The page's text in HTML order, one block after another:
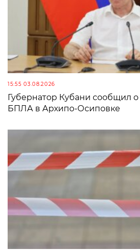
15:55 03.08.2026
Губернатор Кубани сообщил о
БПЛА в Архипо-Осиповке